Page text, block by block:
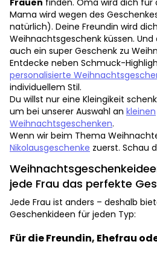
Frauen finden. Oma wird dich für
Mama wird wegen des
natürlich). Deine Freundin wird
Weihnachtsgeschenk küssen.
auch ein super Geschenk zu
Entdecke neben Schmuck-
personalisierte
individuellem Stil.
Du willst nur eine Kleingikeit
um bei unserer Auswahl an kleinen
Weihnachtsgeschenken.
Wenn wir beim Thema
Nikolausgeschenke zuerst. Schau
jede Frau das perfekte
Jede Frau ist anders – deshalb
Geschenkideen für jeden Typ:
Für die Freundin, Ehefrau